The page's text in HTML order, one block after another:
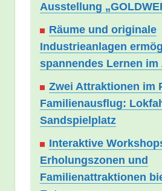
Ausstellung
Räume und originale
Industrieanlagen
spannendes Lernen im
Zwei Attraktionen im
Familienausflug:
Sandspielplatz
Interaktive
Erholungszonen und
Familienattraktionen